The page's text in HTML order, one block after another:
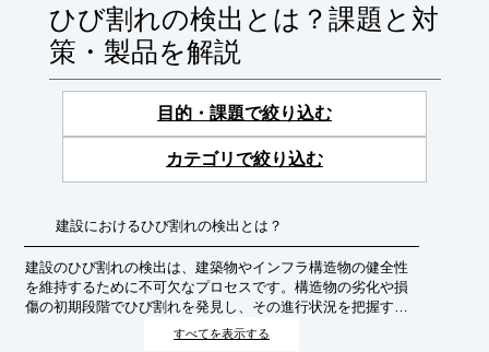
ひび割れの検出とは？課題と対
策・製品を解説
目的・課題で絞り込む
カテゴリで絞り込む
建設におけるひび割れの検出とは？
建設のひび割れの検出は、建築物やインフラ構造物の健全性
を維持するために不可欠なプロセスです。構造物の劣化や損
傷の初期段階でひび割れを発見し、その進行状況を把握する
ことで、大規模な事故の予防、補修コストの削減、そして構
造物の長寿命化に貢献します。この技術は、目視検査に加え
すべてを表示する